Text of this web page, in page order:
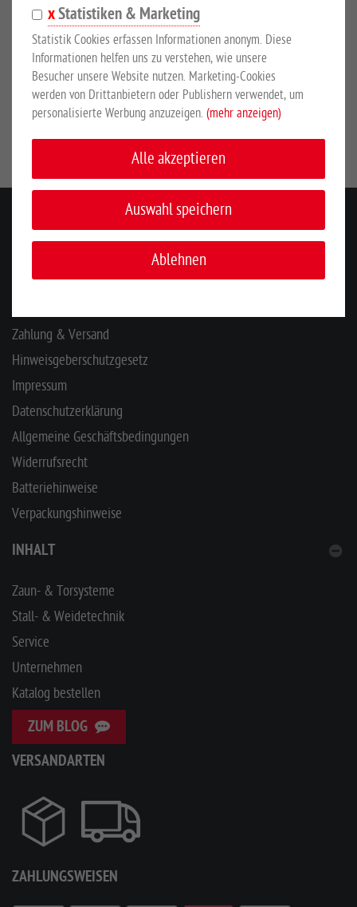
SICHERHEITSHINWEISE
Hersteller:Großewinkelmann GmbH & Co. KG, Wortstr. 34-36,
33397, Rietberg, Deutschland, www.growi.de
KONTAKT
Zahlung & Versand
Hinweisgeberschutzgesetz
Impressum
Datenschutzerklärung
Allgemeine Geschäftsbedingungen
Widerrufsrecht
Batteriehinweise
Verpackungshinweise
INHALT
Zaun- & Torsysteme
Stall- & Weidetechnik
Service
Unternehmen
Katalog bestellen
ZUM BLOG
VERSANDARTEN
ZAHLUNGSWEISEN
Statistiken & Marketing
Statistik Cookies erfassen Informationen anonym. Diese
Informationen helfen uns zu verstehen, wie unsere
Besucher unsere Website nutzen. Marketing-Cookies
werden von Drittanbietern oder Publishern verwendet, um
personalisierte Werbung anzuzeigen. (mehr anzeigen)
Alle akzeptieren
Auswahl speichern
Ablehnen